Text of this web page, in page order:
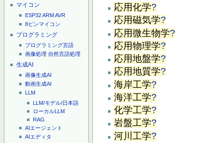
マイコン
ESP32ARMAVR
8ピンマイコン
プログラミング
プログラミング言語
画像処理 自然言語処理
生成AI
画像生成AI
動画生成AI
LLM
LLM/モデル/日本語
ローカルLLM
RAG
AIエージェント
AIエディタ
応用化学?
応用磁気学?
応用微生物学?
応用物理学?
応用地盤学?
応用地質学?
海岸工学?
海洋工学?
化学工学?
岩盤工学?
河川工学?